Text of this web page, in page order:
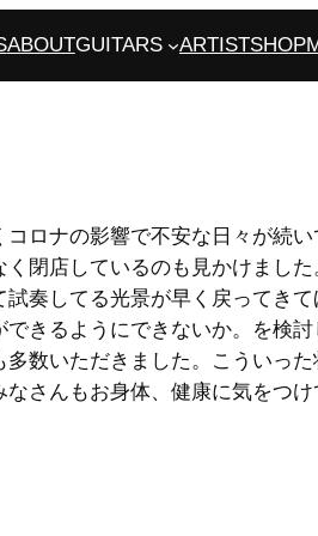
ABOUTGUITARS ARTISTSHOP
ロナの影響で不安な日々が続
閉店しているのも見かけました
奏してる光景が早く戻ってき
きるようにできないか。を検
数いただきました。こういっ
さんもお身体、健康に気をつけ